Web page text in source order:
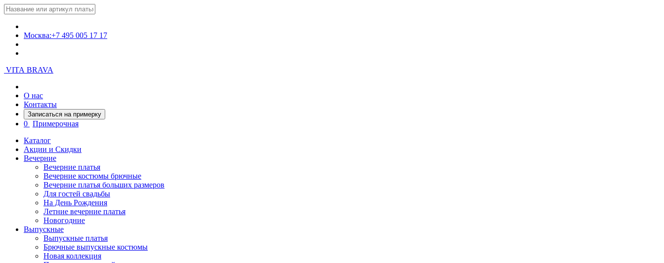
Москва:+7 495 005 17 17
VITA BRAVA
О нас
Контакты
Записаться на примерку
0 Примерочная
Каталог
Акции и Скидки
Вечерние
Вечерние платья
Вечерние костюмы брючные
Вечерние платья больших размеров
Для гостей свадьбы
На День Рождения
Летние вечерние платья
Новогодние
Выпускные
Выпускные платья
Брючные выпускные костюмы
Новая коллекция